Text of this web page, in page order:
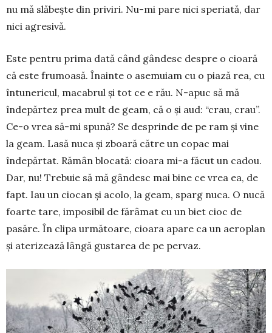
nu mă slăbește din priviri. Nu-mi pare nici speriată, dar
nici agresivă.
Este pentru prima dată când gândesc despre o cioară
că este frumoasă. Înainte o asemuiam cu o piază rea, cu
întunericul, macabrul și tot ce e rău. N-apuc să mă
îndepărtez prea mult de geam, că o și aud: “crau, crau”.
Ce-o vrea să-mi spună? Se desprinde de pe ram și vine
la geam. Lasă nuca și zboară către un copac mai
îndepărtat. Rămân blocată: cioara mi-a făcut un cadou.
Dar, nu! Trebuie să mă gândesc mai bine ce vrea ea, de
fapt. Iau un ciocan și acolo, la geam, sparg nuca. O nucă
foarte tare, im­posibil de fărâmat cu un biet cioc de
pasăre. În clipa următoare, cioara apare ca un aeroplan
și aterizează lângă gustarea de pe pervaz.